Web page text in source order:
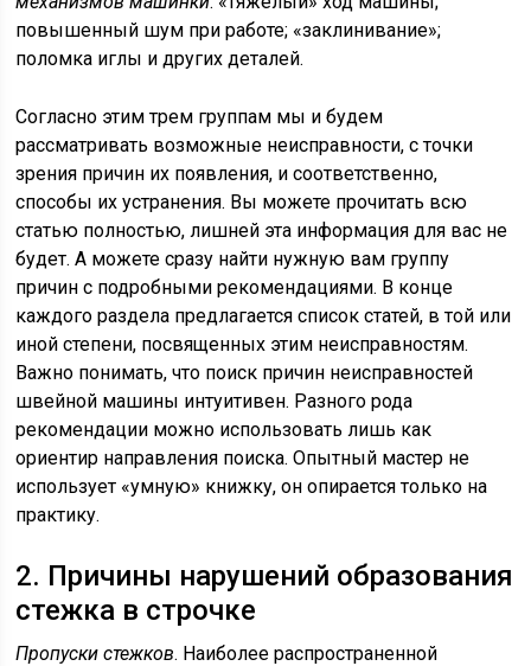
повышенный шум при работе; «заклинивание»;
поломка иглы и других деталей.
Согласно этим трем группам мы и будем
рассматривать возможные неисправности, с точки
зрения причин их появления, и соответственно,
способы их устранения. Вы можете прочитать всю
статью полностью, лишней эта информация для вас не
будет. А можете сразу найти нужную вам группу
причин с подробными рекомендациями. В конце
каждого раздела предлагается список статей, в той или
иной степени, посвященных этим неисправностям.
Важно понимать, что поиск причин неисправностей
швейной машины интуитивен. Разного рода
рекомендации можно использовать лишь как
ориентир направления поиска. Опытный мастер не
использует «умную» книжку, он опирается только на
практику.
2. Причины нарушений образования
стежка в строчке
Пропуски стежков. Наиболее распространенной